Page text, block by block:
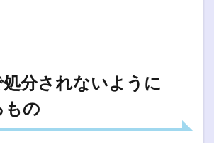
処分されないように
もの